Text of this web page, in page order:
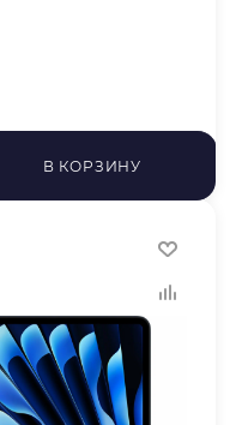
В КОРЗИНУ